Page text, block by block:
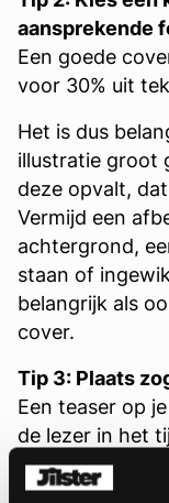
aansprekende
Een goede
voor 30% uit
Het is dus
illustratie groot
deze opvalt,
Vermijd een
achtergrond,
staan of
belangrijk als
cover.
Tip 3: Plaats
Een teaser op
de lezer in het
maakt mensen
teasers op de